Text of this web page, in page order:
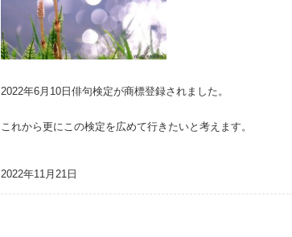
2022年6月10日俳句検定が商標登録されました。
これから更にこの検定を広めて行きたいと考えます。
2022年11月21日